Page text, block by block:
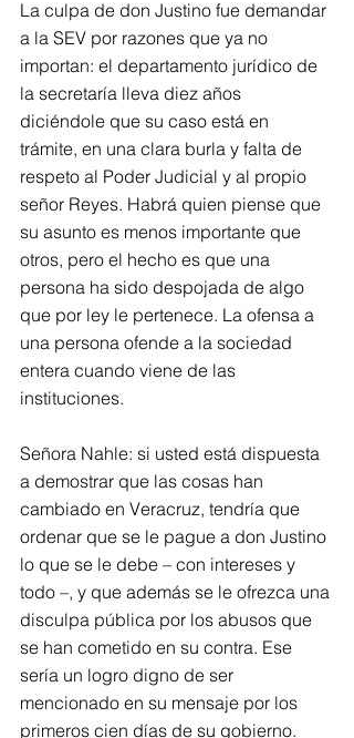
La culpa de don Justino fue demandar
a la SEV por razones que ya no
importan: el departamento jurídico de
la secretaría lleva diez años
diciéndole que su caso está en
trámite, en una clara burla y falta de
respeto al Poder Judicial y al propio
señor Reyes. Habrá quien piense que
su asunto es menos importante que
otros, pero el hecho es que una
persona ha sido despojada de algo
que por ley le pertenece. La ofensa a
una persona ofende a la sociedad
entera cuando viene de las
instituciones.
Señora Nahle: si usted está dispuesta
a demostrar que las cosas han
cambiado en Veracruz, tendría que
ordenar que se le pague a don Justino
lo que se le debe – con intereses y
todo –, y que además se le ofrezca una
disculpa pública por los abusos que
se han cometido en su contra. Ese
sería un logro digno de ser
mencionado en su mensaje por los
primeros cien días de su gobierno.